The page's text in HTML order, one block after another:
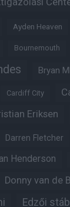
Ayden Heaven
Bournemouth
Bryan
Cardiff City
Eriksen
Darren Fletcher
Henderson
Donny van de
Edzői stáb